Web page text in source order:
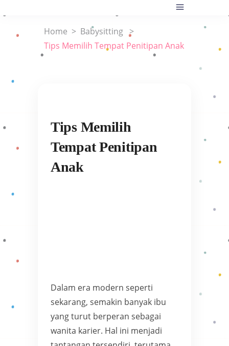
Home > Babysitting >
Tips Memilih Tempat Penitipan Anak
Tips Memilih
Tempat Penitipan
Anak
Dalam era modern seperti
sekarang, semakin banyak ibu
yang turut berperan sebagai
wanita karier. Hal ini menjadi